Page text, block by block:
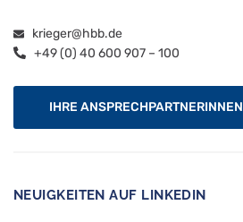
krieger@hbb.de
+49 (0) 40 600 907 – 100
IHRE ANSPRECHPARTNERINNEN
NEUIGKEITEN AUF LINKEDIN